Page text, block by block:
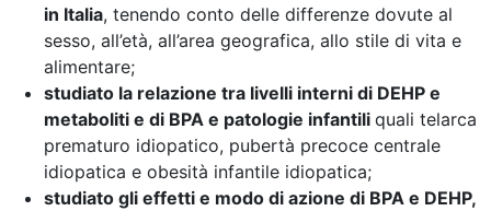
in Italia, tenendo conto delle differenze dovute al
sesso, all’età, all’area geografica, allo stile di vita e
alimentare;
studiato la relazione tra livelli interni di DEHP e
metaboliti e di BPA e patologie infantili quali telarca
prematuro idiopatico, pubertà precoce centrale
idiopatica e obesità infantile idiopatica;
studiato gli effetti e modo di azione di BPA e DEHP,